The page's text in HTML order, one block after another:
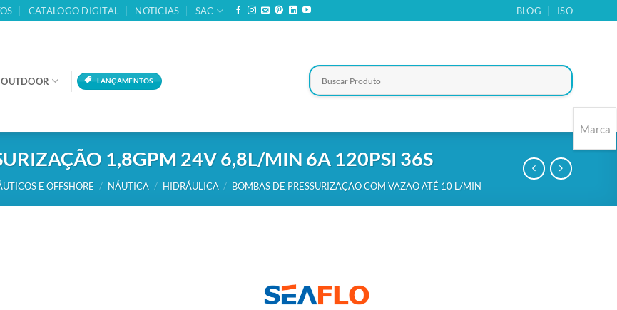
CATALOGO DIGITAL NOTICIAS SAC BLOG ISO
OUTDOOR LANÇAMENTOS
1,8GPM 24V 6,8L/MIN 6A 120PSI 36S
E OFFSHORE / NÁUTICA / HIDRÁULICA / BOMBAS DE PRESSURIZAÇÃO COM VAZÃO ATÉ 10 L/MIN
Marca